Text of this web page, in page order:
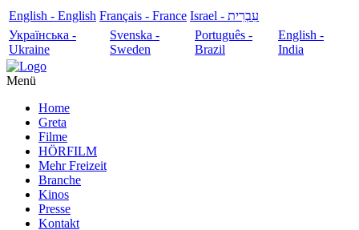
English - English Français - France
עִבְרִית - Israel
Українська -
Ukraine
Svenska -
Sweden
Português -
Brazil
English -
India
Menü
Home
Greta
Filme
HÖRFILM
Mehr Freizeit
Branche
Kinos
Presse
Kontakt